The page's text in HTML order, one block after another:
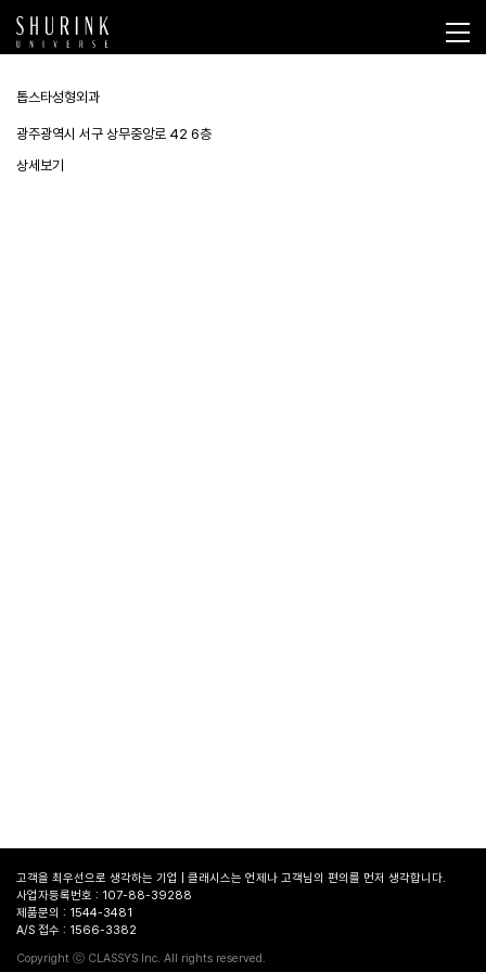
톱스타성형외과
광주광역시 서구 상무중앙로 42 6층
상세보기
고객을 최우선으로 생각하는 기업 | 클래시스는 언제나 고객님의 편의를 먼저 생각합니다.
사업자등록번호 : 107-88-39288
제품문의 : 1544-3481
A/S 접수 : 1566-3382
Copyright ⓒ CLASSYS Inc. All rights reserved.